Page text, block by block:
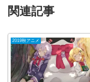
関連記事
2019秋アニメ